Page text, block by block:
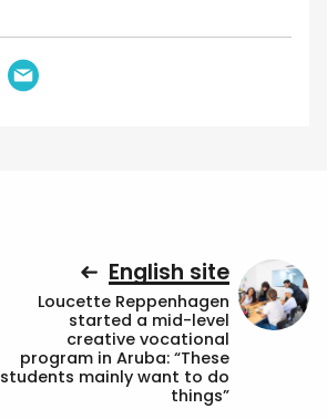
English site
Loucette Reppenhagen
started a mid-level
creative vocational
program in Aruba: “These
students mainly want to do
things”